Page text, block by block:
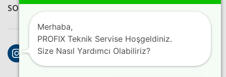
SOSYAL MEDYA
Instagram
Facebook
YouTube
Merhaba,
PROFIX Teknik Servise Hoşgeldiniz.
Size Nasıl Yardımcı Olabiliriz?